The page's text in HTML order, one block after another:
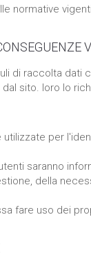
normative
di raccolta
sito. loro lo
per
saranno
della
fare uso dei